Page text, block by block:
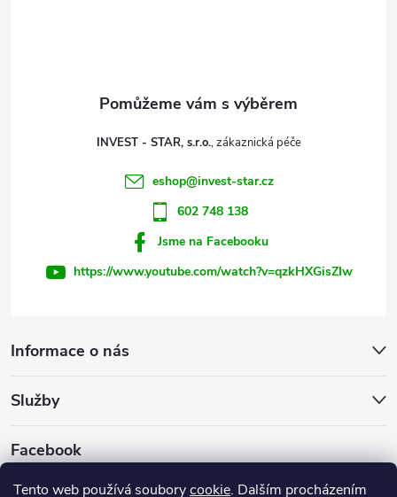
Tento web používá souborycookie. Dalším procházením
s
Informace o nás
Služby
Facebook
INVEST - STAR, s.r.o.
eshop@invest-star.cz
602 748 138
Jsme na Facebooku
https://www.youtube.com/watch?v=qzkHXGisZIw